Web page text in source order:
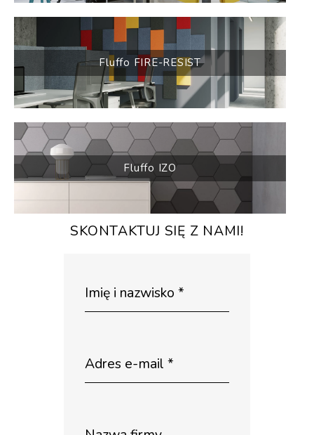
Fluffo FIRE-RESIST
Fluffo IZO
SKONTAKTUJ SIĘ Z NAMI!